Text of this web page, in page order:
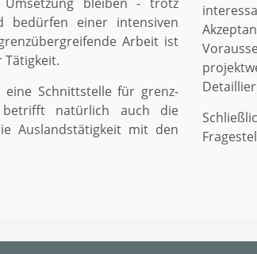
bedürfen einer intensiven
Arbeit ist
Tätigkeit.
Schnittstelle für grenz-
betrifft natürlich auch die
Auslandstätigkeit mit den